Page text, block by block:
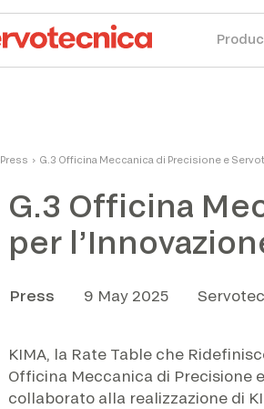
Press › G.3 Officina Meccanica di Precisione e
G.3 Officina
per
Press 9 May 2025
KIMA, la Rate Table che
Officina Meccanica di Precisione
collaborato alla realizzazione di